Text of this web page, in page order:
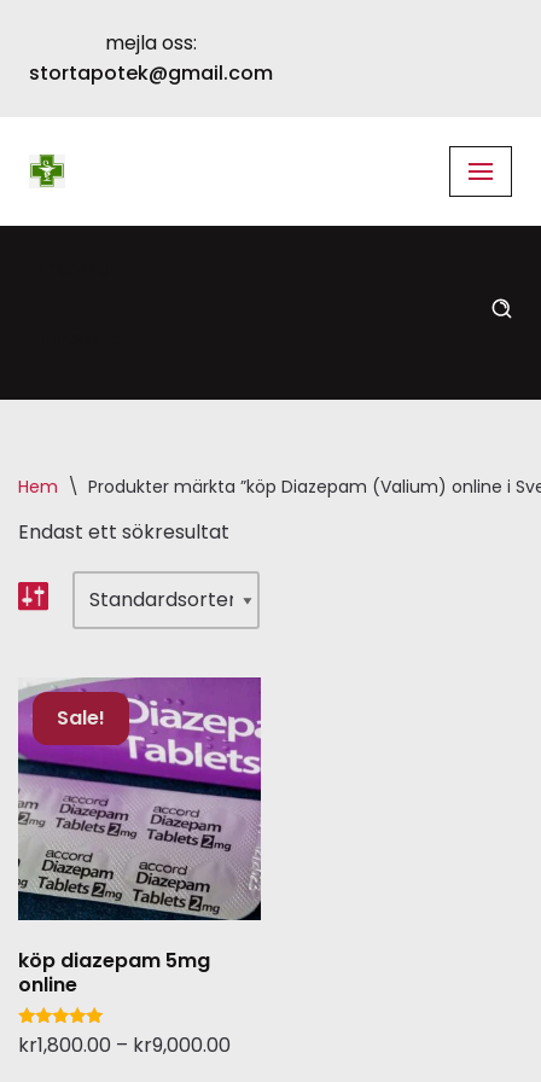
Skip
mejla oss:
stortapotek@gmail.com
Hem \ Produkter märkta ”köp Diazepam (Valium) online i
Endast ett sökresultat
Sale!
köp diazepam 5mg
online
Betygsatt
5.00
kr1,800.00 – kr9,000.00